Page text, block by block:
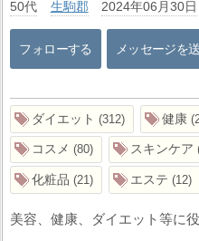
50代 生駒郡 2024年06月30日
フォローする メッセージを
ダイエット 312 健康
コスメ 80 スキンケア
化粧品 21 エステ 12
美容、健康、ダイエット等に